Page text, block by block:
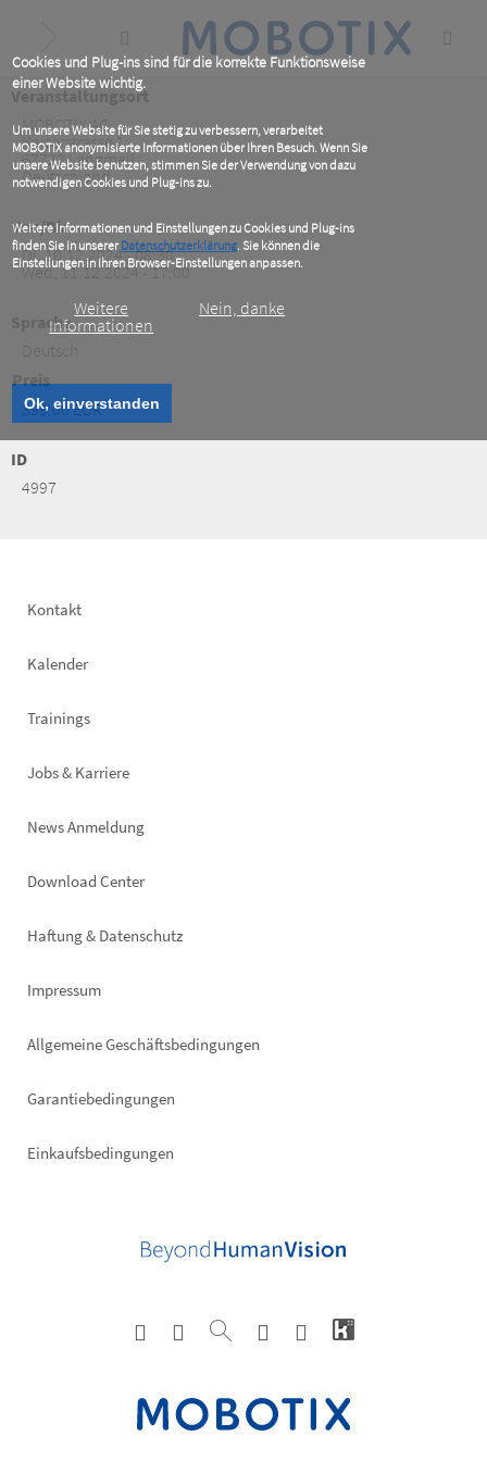
Cookies und Plug-ins sind für die korrekte Funktionsweise
einer Website wichtig.
Um unsere Website für Sie stetig zu verbessern, verarbeitet
MOBOTIX anonymisierte Informationen über Ihren Besuch. Wenn Sie
unsere Website benutzen, stimmen Sie der Verwendung von dazu
notwendigen Cookies und Plug-ins zu.
Weitere Informationen und Einstellungen zu Cookies und Plug-ins
finden Sie in unsererDatenschutzerklärung. Sie können die
Einstellungen in Ihren Browser-Einstellungen anpassen.
Weitere
Informationen
Nein, danke
Ok, einverstanden
content
Veranstaltungsort
MOBOTIX AG
Kaiserstrasse 1
67722Langmeil
Deutschland
Von/Bis
DI, 10.12.2024 - 08:30
Wed, 11.12.2024 - 17:00
Sprache
Preis
399.00 EUR
ID
4997
Footer
Kontakt
Kalender
Trainings
Jobs & Karriere
News Anmeldung
Footer
Download Center
Haftung & Datenschutz
Impressum
Allgemeine Geschäftsbedingungen
Garantiebedingungen
Einkaufsbedingungen